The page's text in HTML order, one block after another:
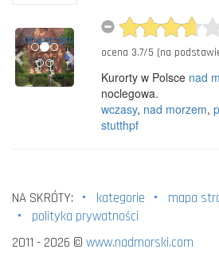
doszczętnie
PreviousNext
ocena 3.7/5 (na
Kurorty w Polsce nad
noclegowa.
wczasy, nad morzem,
stutthpf
NA SKRÓTY: kategorie
mapa
polityka prywatności
2011 - 2026 © www.nadmorski.com